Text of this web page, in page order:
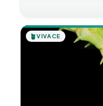
🪴VIVACE